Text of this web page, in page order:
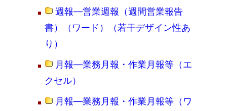
週報―営業週報（週間営業報告
書）（ワード）（若干デザイン性あ
り）
月報―業務月報・作業月報等（エ
クセル）
月報―業務月報・作業月報等（ワ